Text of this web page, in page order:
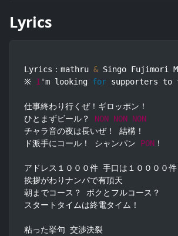
images and video materials.
We also accept orders for
Lyrics
Lyrics：mathru & Singo Fujimori
※ I 'm looking for supporters
仕事終わり行くぜ！ギロッポン！
ひとまずビール？ NON NON NON
チャラ音の夜は長いぜ！ 結構！
ド派手にコール！ シャンパン PON ！
アドレス１０００件 手口は１００００件
挨拶がわりナンパで有頂天
朝までコース？ ボクとフルコース？
スタートタイムは終電タイム！
粘った挙句 交渉決裂